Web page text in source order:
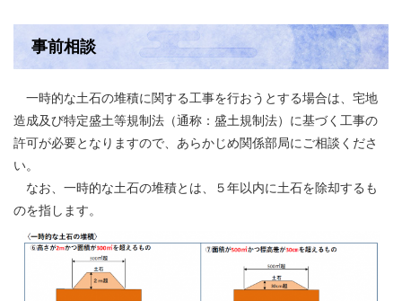
事前相談
一時的な土石の堆積に関する工事を行おうとする場合は、宅地
造成及び特定盛土等規制法（通称：盛土規制法）に基づく工事の
許可が必要となりますので、あらかじめ関係部局にご相談くださ
い。
なお、一時的な土石の堆積とは、５年以内に土石を除却するも
のを指します。